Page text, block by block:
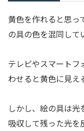
黄色を作れると思っ
の具の色を混同して
テレビやスマート
わせると黄色に見え
しかし、絵の具は
吸収して残った光を